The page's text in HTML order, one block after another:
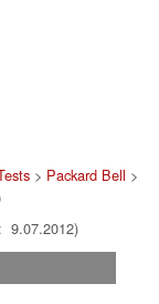
> Packard Bell >
9.07.2012)